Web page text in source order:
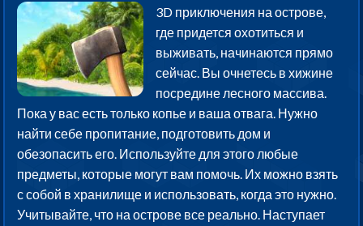
3D приключения на острове,
где придется охотиться и
выживать, начинаются прямо
сейчас. Вы очнетесь в хижине
посредине лесного массива.
Пока у вас есть только копье и ваша отвага. Нужно
найти себе пропитание, подготовить дом и
обезопасить его. Используйте для этого любые
предметы, которые могут вам помочь. Их можно взять
с собой в хранилище и использовать, когда это нужно.
Учитывайте, что на острове все реально. Наступает